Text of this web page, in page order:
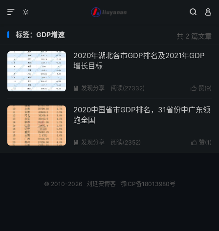
  

共 2 篇文章
标签：GDP增速
2020年湖北各市GDP排名及2021年GDP
增长目标
 赞(9)
 发现分享 阅读(27332)
2020中国省市GDP排名，31省份中广东领
跑全国
 赞(1 )
 发现分享 阅读(2352)
© 2010-2026 刘延安博客 鄂ICP备18013980号